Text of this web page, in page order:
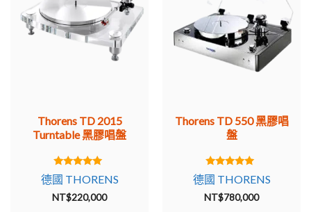
兩相發電機的電機控制，它保證了出色的 wow 和顫振值。
TD 321 沒有唱臂，TD 320“Phantasie”有一個透明的丙烯酸
底盤，“Concrete”有一個混凝土底座。
具有更好阻尼和改進的子底盤的進一步發展是後來的型號
Thorens“Ambience”
前所有質量的 Thorens 轉盤中最好的。
THORENS 參考和聲望
1980 年，Thorens 決定不計成本地開發和銷售一款終極轉
Thorens TD 2015
Turntable 黑膠唱盤
5.00
out of 5
德國 THORENS
NT$220,000
Thorens TD 550 黑膠唱
盤
5.00
out of 5
德國 THORENS
NT$780,000